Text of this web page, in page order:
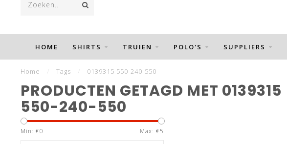
HOME SHIRTS TRUIEN POLO'S SUPPLIERS
Home Tags 0139315 550-240-550
PRODUCTEN GETAGD MET 0139315
550-240-550
Min: €0 Max: €5